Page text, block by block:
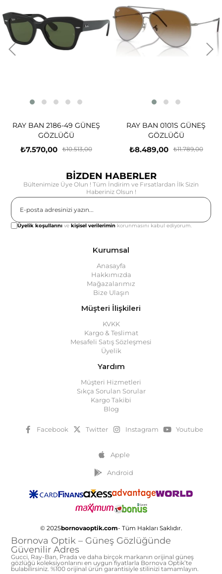
RAY BAN 2186-49 GÜNEŞ
GÖZLÜĞÜ
₺7.570,00 ₺10.513,00
RAY BAN 0101S GÜNEŞ
GÖZLÜĞÜ
₺8.489,00 ₺11.789,00
BİZDEN HABERLER
Bültenimize Üye Olun ! Tüm İndirim ve Fırsatlardan İlk Sizin
Haberiniz Olsun !
Üyelik koşullarını vekişisel verilerimin korunmasını kabul ediyorum.
Kurumsal
Anasayfa
Hakkımızda
Mağazalarımız
Bize Ulaşın
Müşteri İlişkileri
KVKK
Kargo & Teslimat
Mesafeli Satış Sözleşmesi
Üyelik
Yardım
Müşteri Hizmetleri
Sıkça Sorulan Sorular
Kargo Takibi
Blog
Facebook Twitter Instagram Youtube
Apple
Android
© 2025bornovaoptik.com- Tüm Hakları Saklıdır.
Bornova Optik – Güneş Gözlüğünde
Güvenilir Adres
Gucci, Ray-Ban, Prada ve daha birçok markanın orijinal güneş
gözlüğü koleksiyonlarını en uygun fiyatlarla Bornova Optik’te
bulabilirsiniz. %100 orijinal ürün garantisiyle stilinizi tamamlayın.